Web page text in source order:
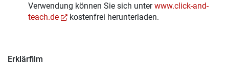
Verwendung können Sie sich unterwww.click-and-
teach.de
kostenfrei herunterladen.
Erklärfilm